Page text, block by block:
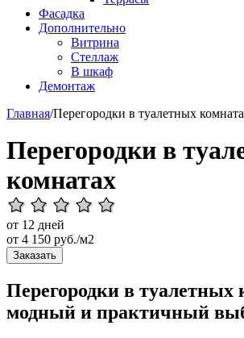
Фасадка
Дополнительно
Витрина
Стеллаж
В шкаф
Демонтаж
Главная/Перегородки в туалетных
Перегородки в
комнатах
от 12 дней
от 4 150 руб./м2
Заказать
Перегородки в туалетных
модный и практичный